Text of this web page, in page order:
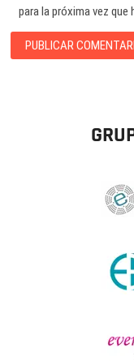
para la próxima vez que